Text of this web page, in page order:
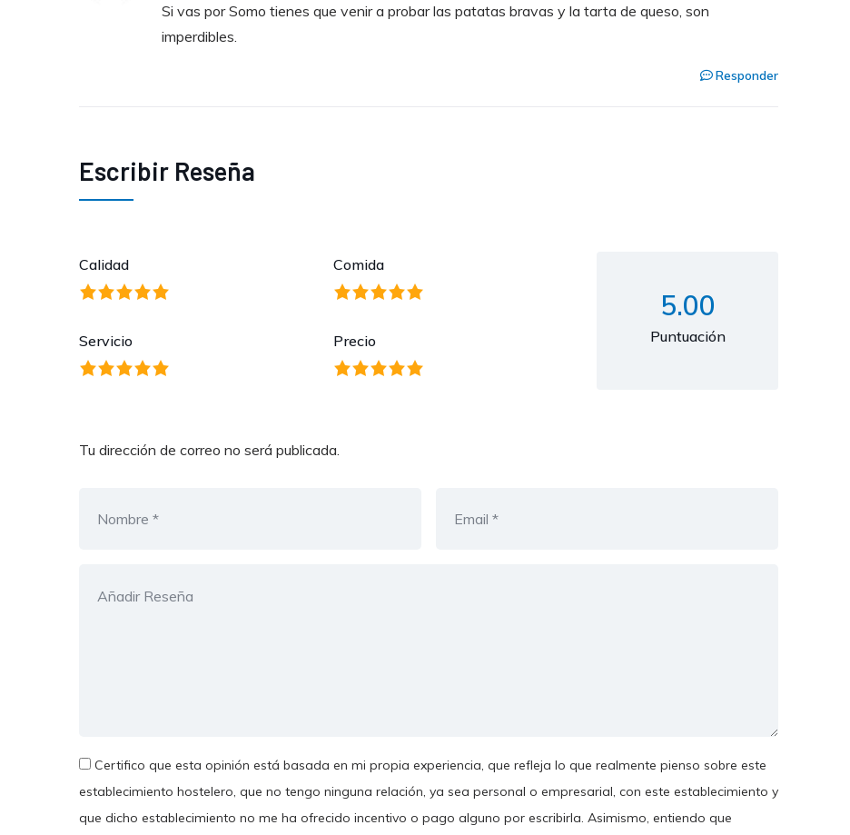
Si vas por Somo tienes que venir a probar las patatas bravas y la tarta de queso, son
imperdibles.
Responder
Escribir Reseña
Calidad Comida
Servicio Precio
5.00
Puntuación
Tu dirección de correo no será publicada.
Certifico que esta opinión está basada en mi propia experiencia, que refleja lo que realmente pienso sobre este
establecimiento hostelero, que no tengo ninguna relación, ya sea personal o empresarial, con este establecimiento y
que dicho establecimiento no me ha ofrecido incentivo o pago alguno por escribirla. Asimismo, entiendo que